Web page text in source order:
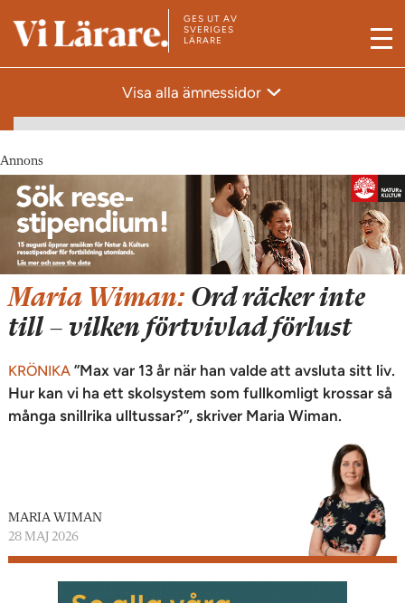
T
s
a
r
s
d
a
GES UT AV
SVERIGES
LÄRARE
M
Visa alla ämnessidor
Annons
Maria Wiman: Ord räcker inte
till – vilken förtvivlad förlust
KRÖNIKA ”Max var 13 år när han valde att avsluta sitt liv.
Hur kan vi ha ett skolsystem som fullkomligt krossar så
många snillrika ulltussar?”, skriver Maria Wiman.
MARIA WIMAN
28 MAJ 2026